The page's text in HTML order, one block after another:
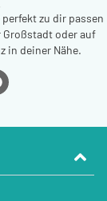
zu dir passen
Großstadt oder auf
in deiner Nähe.